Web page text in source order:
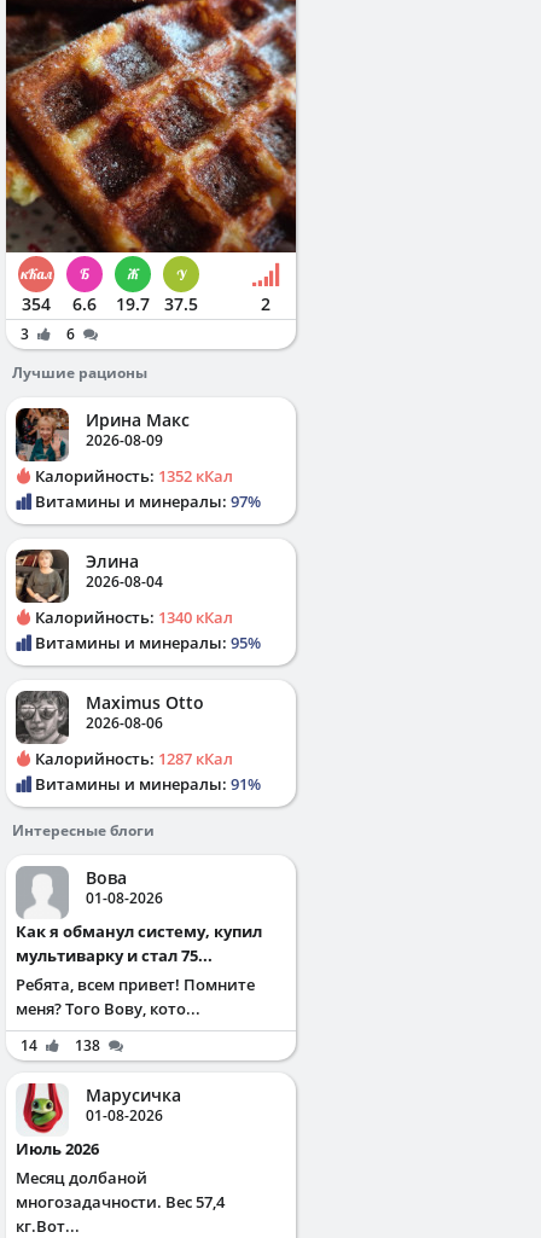
354 6.6 19.7 37.5 2
3
6
Лучшие рационы
Ирина Макс
2026-08-09
Калорийность: 1352 кКал
Витамины и минералы: 97%
Элина
2026-08-04
Калорийность: 1340 кКал
Витамины и минералы: 95%
Maximus Otto
2026-08-06
Калорийность: 1287 кКал
Витамины и минералы: 91%
Интересные блоги
Вова
01-08-2026
Как я обманул систему, купил
мультиварку и стал 75...
Ребята, всем привет! Помните
меня? Того Вову, кото...
14 138
Марусичка
01-08-2026
Июль 2026
Месяц долбаной
многозадачности. Вес 57,4
кг.Вот...